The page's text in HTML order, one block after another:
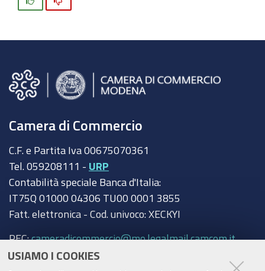
USIAMO I COOKIES
Camera di Commercio
C.F. e Partita Iva 00675070361
Tel. 059208111 - URP
Contabilità speciale Banca d'Italia:
IT75Q 01000 04306 TU00 0001 3855
Fatt. elettronica - Cod. univoco: XECKYI
PEC:cameradicommercio@mo.legalmail.camcom.it
Trasparenza